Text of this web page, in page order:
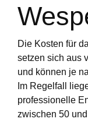
Die Kosten für
setzen sich aus
und können je
Im Regelfall
professionelle
zwischen 50